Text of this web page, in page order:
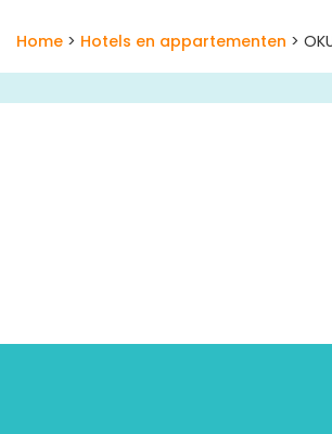
Home > Hotels en appartementen >